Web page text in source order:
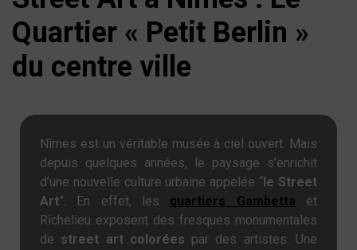
Quartier « Petit Berlin »
du centre ville
Nîmes est un véritable musée à ciel ouvert. Mais
depuis quelques années, le paysage s’enrichit
d’une nouvelle culture urbaine appelée “le Street
Art”. En effet, les quartiers Gambetta et
Richelieu exposent des fresques monumentales
de street art colorées par des artistes. Une